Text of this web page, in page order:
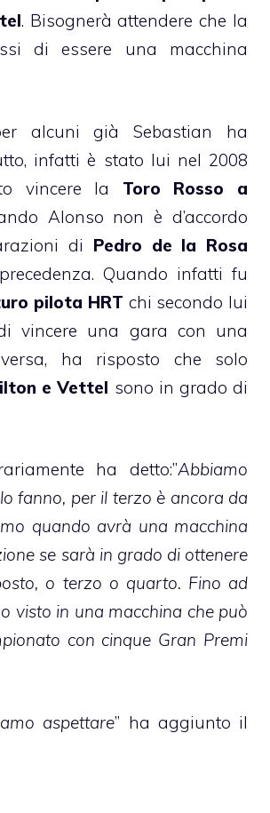
. Bisognerà attendere che la
di essere una macchina
alcuni già Sebastian ha
infatti è stato lui nel 2008
vincere la Toro Rosso a
Alonso non è d’accordo
di Pedro de la Rosa
Quando infatti fu
pilota HRT chi secondo lui
vincere una gara con una
ha risposto che solo
e Vettel sono in grado di
ha detto:”Abbiamo
fanno, per il terzo è ancora da
quando avrà una macchina
se sarà in grado di ottenere
o terzo o quarto. Fino ad
visto in una macchina che può
con cinque Gran Premi
aspettare” ha aggiunto il